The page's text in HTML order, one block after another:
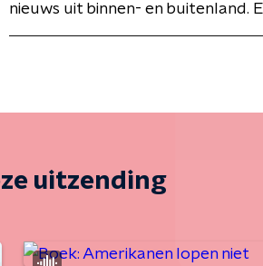
nieuws uit binnen- en buitenland.
uitzending